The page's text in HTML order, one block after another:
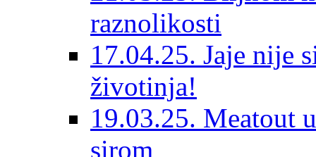
raznolikosti
17.04.25. Jaje nije
životinja!
19.03.25. Meatout
sirom